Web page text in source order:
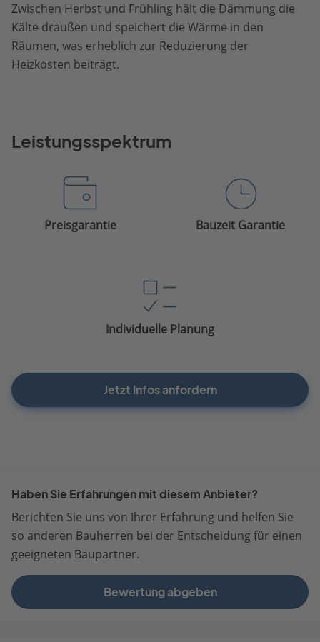
Zwischen Herbst und Frühling hält die Dämmung die
Kälte draußen und speichert die Wärme in den
Räumen, was erheblich zur Reduzierung der
Heizkosten beiträgt.
Leistungsspektrum
Preisgarantie Bauzeit Garantie
Individuelle Planung
Jetzt Infos anfordern
Haben Sie Erfahrungen mit diesem Anbieter?
Berichten Sie uns von Ihrer Erfahrung und helfen Sie
so anderen Bauherren bei der Entscheidung für einen
geeigneten Baupartner.
Bewertung abgeben